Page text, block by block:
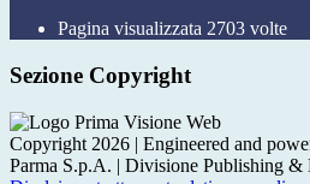
Pagina visualizzata 2703 volte
Sezione Copyright
Copyright 2026 | Engineered and
Parma S.p.A. | Divisione Publishing &